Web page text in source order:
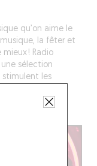
qu’on aime le
musique, la fêter et
mieux ! Radio
sélection
stimulent les